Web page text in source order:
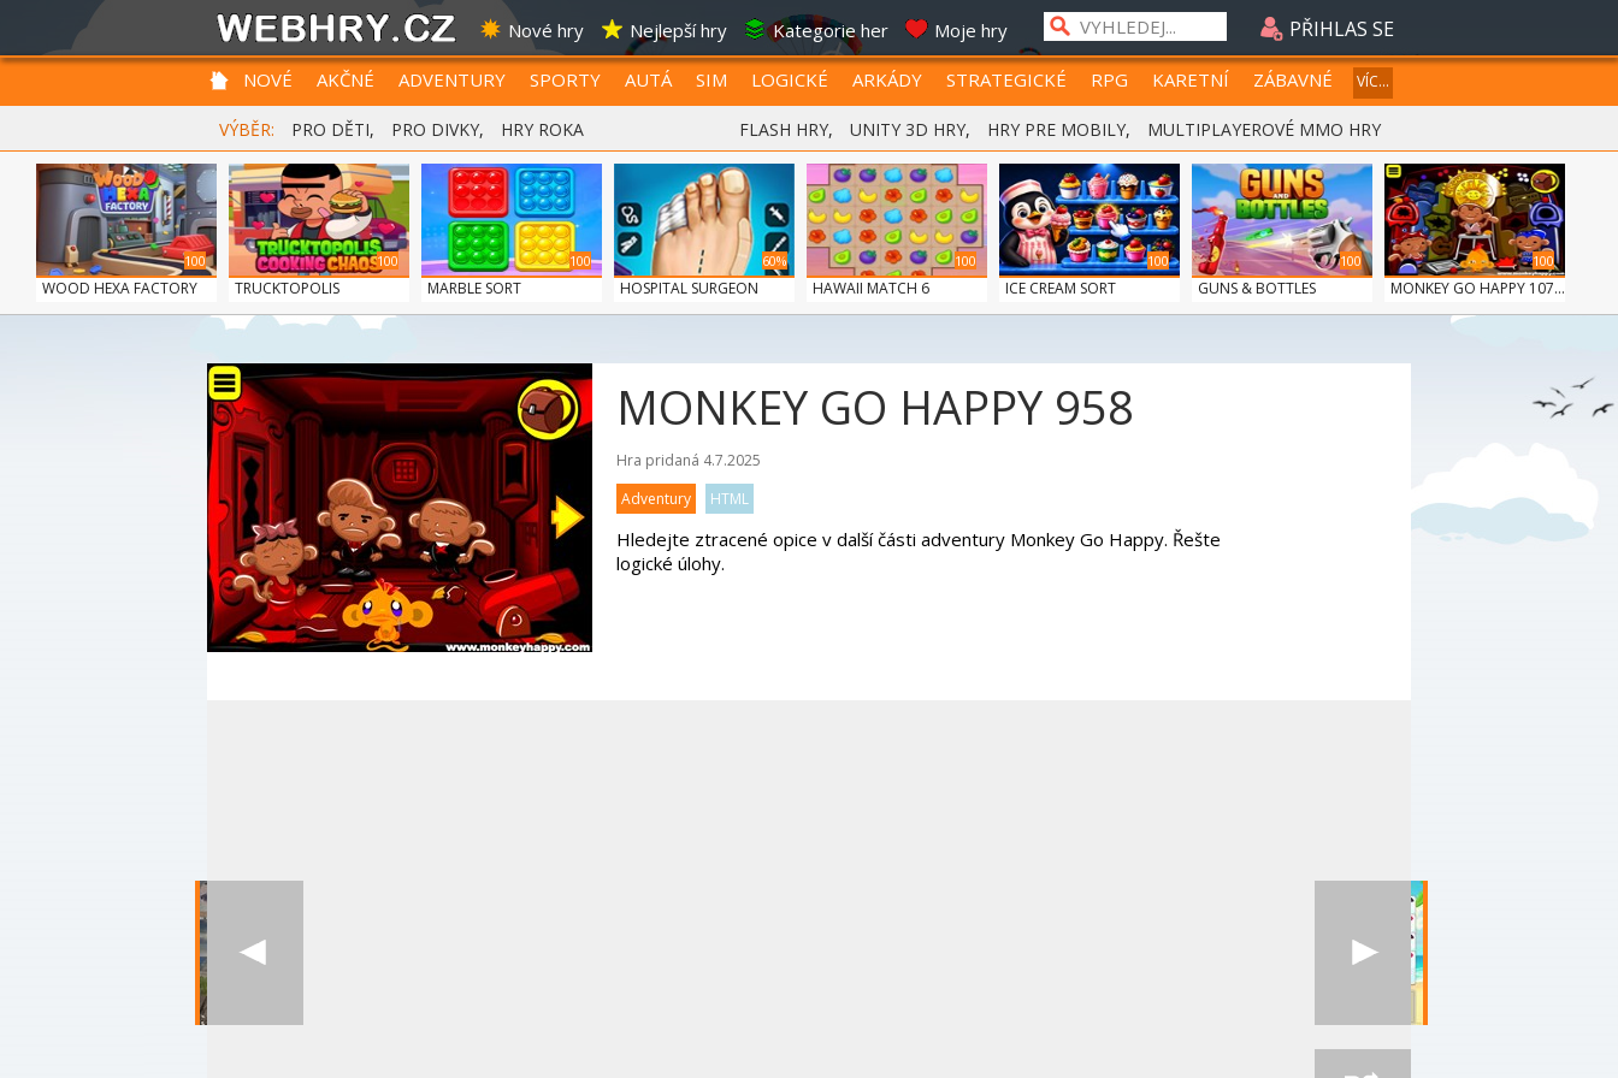
Nové hry Nejlepší hry Kategorie her Moje hry PŘIHLAS SE
NOVÉ AKČNÉ ADVENTURY SPORTY AUTÁ SIM LOGICKÉ ARKÁDY STRATEGICKÉ RPG KARETNÍ ZÁBAVNÉ VÍC...
VÝBĚR: PRO DĚTI, PRO DIVKY, HRY ROKA FLASH HRY, UNITY 3D HRY, HRY PRE MOBILY, MULTIPLAYEROVÉ MMO HRY
100
WOOD HEXA FACTORY
100
TRUCKTOPOLIS
100
MARBLE SORT
60%
HOSPITAL SURGEON
100
HAWAII MATCH 6
100
ICE CREAM SORT
100
GUNS & BOTTLES
100
MONKEY GO HAPPY 107...
MONKEY GO HAPPY 958
Hra pridaná 4.7.2025
Adventury
HTML
Hledejte ztracené opice v další části adventury Monkey Go Happy. Řešte
logické úlohy.